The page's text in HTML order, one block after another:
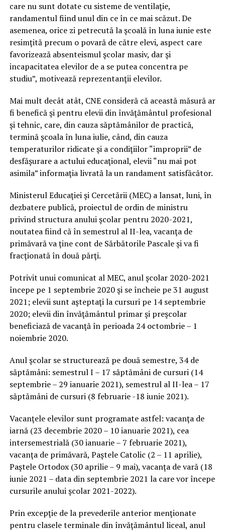
care nu sunt dotate cu sisteme de ventilaţie,
randamentul fiind unul din ce în ce mai scăzut. De
asemenea, orice zi petrecută la şcoală în luna iunie este
resimţită precum o povară de către elevi, aspect care
favorizează absenteismul şcolar masiv, dar şi
incapacitatea elevilor de a se putea concentra pe
studiu”, motivează reprezentanţii elevilor.
Mai mult decât atât, CNE consideră că această măsură ar
fi benefică şi pentru elevii din învăţământul profesional
şi tehnic, care, din cauza săptămânilor de practică,
termină şcoala în luna iulie, când, din cauza
temperaturilor ridicate şi a condiţiilor “improprii” de
desfăşurare a actului educaţional, elevii “nu mai pot
asimila” informaţia livrată la un randament satisfăcător.
Ministerul Educaţiei şi Cercetării (MEC) a lansat, luni, în
dezbatere publică, proiectul de ordin de ministru
privind structura anului şcolar pentru 2020-2021,
noutatea fiind că în semestrul al II-lea, vacanţa de
primăvară va ţine cont de Sărbătorile Pascale şi va fi
fracţionată în două părţi.
Potrivit unui comunicat al MEC, anul şcolar 2020-2021
începe pe 1 septembrie 2020 şi se încheie pe 31 august
2021; elevii sunt aşteptaţi la cursuri pe 14 septembrie
2020; elevii din învăţământul primar şi preşcolar
beneficiază de vacanţă în perioada 24 octombrie – 1
noiembrie 2020.
Anul şcolar se structurează pe două semestre, 34 de
săptămâni: semestrul I – 17 săptămâni de cursuri (14
septembrie – 29 ianuarie 2021), semestrul al II-lea – 17
săptămâni de cursuri (8 februarie -18 iunie 2021).
Vacanţele elevilor sunt programate astfel: vacanţa de
iarnă (23 decembrie 2020 – 10 ianuarie 2021), cea
intersemestrială (30 ianuarie – 7 februarie 2021),
vacanţa de primăvară, Paştele Catolic (2 – 11 aprilie),
Paştele Ortodox (30 aprilie – 9 mai), vacanţa de vară (18
iunie 2021 – data din septembrie 2021 la care vor începe
cursurile anului şcolar 2021-2022).
Prin excepţie de la prevederile anterior menţionate
pentru clasele terminale din învăţământul liceal, anul